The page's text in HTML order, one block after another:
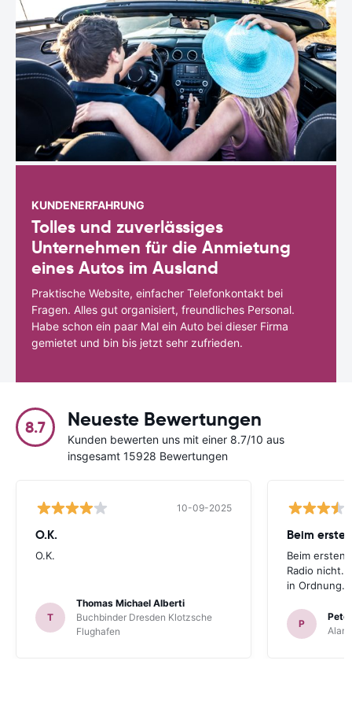
KUNDENERFAHRUNG
Tolles und zuverlässiges
Unternehmen für die Anmietung
eines Autos im Ausland
Praktische Website, einfacher Telefonkontakt bei
Fragen. Alles gut organisiert, freundliches Personal.
Habe schon ein paar Mal ein Auto bei dieser Firma
gemietet und bin bis jetzt sehr zufrieden.
8.7 Neueste Bewertungen
Kunden bewerten uns mit einer 8.7/10 aus
insgesamt 15928 Bewertungen
10-09-2025
O.K.
O.K.
T
Thomas Michael Alberti
Buchbinder Dresden Klotzsche
Flughafen
Beim
Beim ersten
Radio nicht.
in Ordnung.
P